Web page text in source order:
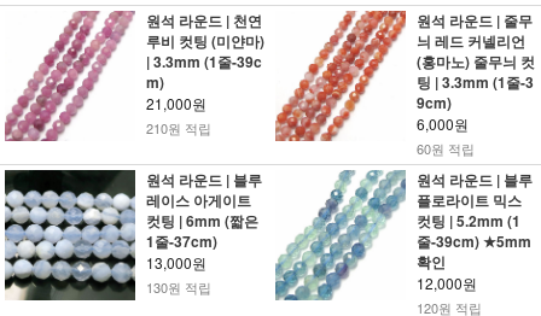
원석 라운드 | 천연
루비 컷팅 (미얀마)
| 3.3mm (1줄-39c
m)
21,000원
210원 적립
원석 라운드 | 줄무
늬 레드 커넬리언
(홍마노) 줄무늬 컷
팅 | 3.3mm (1줄-3
9cm)
6,000원
60원 적립
원석 라운드 | 블루
레이스 아게이트
컷팅 | 6mm (짧은
1줄-37cm)
13,000원
130원 적립
원석 라운드 | 블루
플로라이트 믹스
컷팅 | 5.2mm (1
줄-39cm) ★5mm
확인
12,000원
120원 적립